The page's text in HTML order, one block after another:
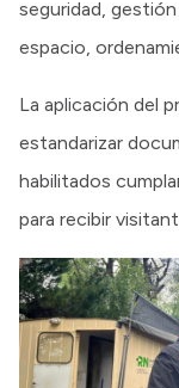
seguridad,
espacio,
La aplicación del
estandarizar
habilitados
para recibir